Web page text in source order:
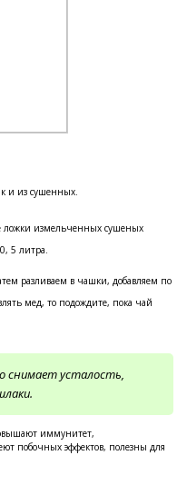
и из сушенных.
ложки измельченных сушеных
5 литра.
разливаем в чашки, добавляем по
мед, то подождите, пока чай
снимает усталость,
иммунитет,
побочных эффектов, полезны для